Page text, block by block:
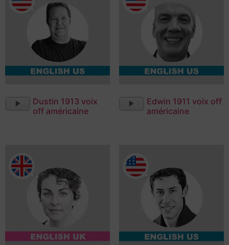
LecteurDustin 1913 voix
off américaine
LecteurEdwin 1911 voix off
américaine